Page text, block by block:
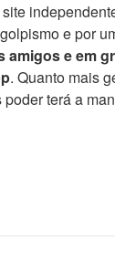
e por
amigos e em
. Quanto mais
terá a